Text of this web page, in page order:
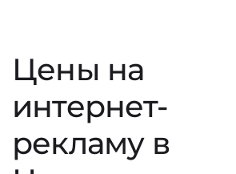
Цены на
интернет-
рекламу в